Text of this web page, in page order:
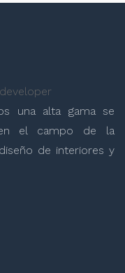
una alta gama se
en el campo de la
de interiores y